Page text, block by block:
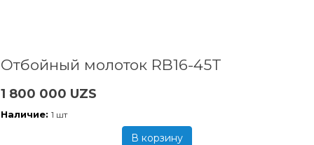
Отбойный молоток RB16-45T
1 800 000 UZS
Наличие: 1 шт
В корзину